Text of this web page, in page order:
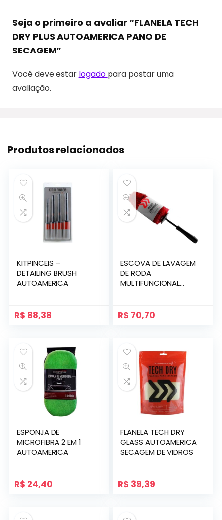
Seja o primeiro a avaliar “FLANELA TECH
DRY PLUS AUTOAMERICA PANO DE
SECAGEM”
Você deve estar logado para postar uma
avaliação.
Produtos relacionados
KITPINCEIS –
DETAILING BRUSH
AUTOAMERICA
R$ 88,38
ESCOVA DE LAVAGEM
DE RODA
MULTIFUNCIONAL
R$ 70,70
ESPONJA DE
MICROFIBRA 2 EM 1
AUTOAMERICA
R$ 24,40
FLANELA TECH DRY
GLASS AUTOAMERICA
SECAGEM DE VIDROS
R$ 39,39